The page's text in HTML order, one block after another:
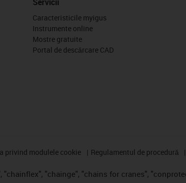
Caracteristicile myigus
Instrumente online
Mostre gratuite
Portal de descărcare CAD
privind modulele cookie Regulamentul de procedură
"chainflex", "chainge", "chains for cranes",